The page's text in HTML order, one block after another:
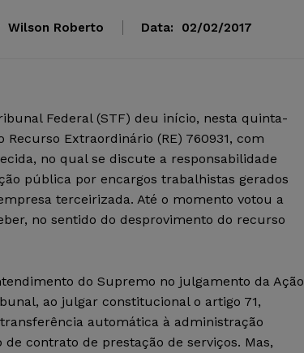
Wilson Roberto Data: 02/02/2017
Federal (STF) deu início, nesta quinta-
Extraordinário (RE) 760931, com
no qual se discute a responsabilidade
pública por encargos trabalhistas gerados
terceirizada. Até o momento votou a
no sentido do desprovimento do recurso
do Supremo no julgamento da Ação
ao julgar constitucional o artigo 71,
automática à administração
contrato de prestação de serviços. Mas,